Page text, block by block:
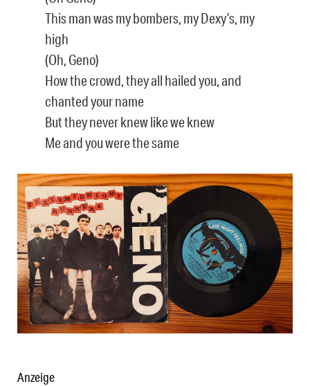
This man was my bombers, my Dexy’s, my
high
(Oh, Geno)
How the crowd, they all hailed you, and
chanted your name
But they never knew like we knew
Me and you were the same
Anzeige